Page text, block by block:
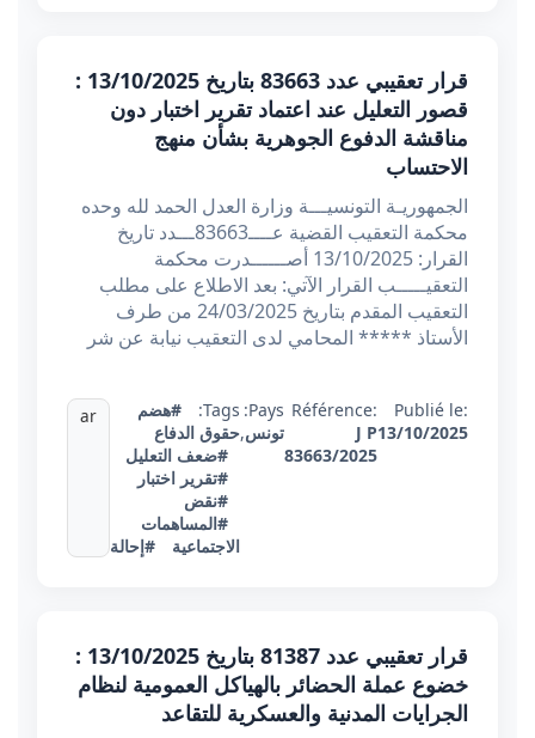
قرار تعقيبي عدد 83663 بتاريخ 13/10/2025 :
قصور التعليل عند اعتماد تقرير اختبار دون
مناقشة الدفوع الجوهرية بشأن منهج
الاحتساب
الجمهوريـة التونسيـــة وزارة العدل الحمد لله وحده
محكمة التعقيب القضية عــــ83663ـــدد تاريخ
القرار: 13/10/2025 أصــــــدرت محكمة
التعقيـــــب القرار الآتي: بعد الاطلاع على مطلب
التعقيب المقدم بتاريخ 24/03/2025 من طرف
الأستاذ ***** المحامي لدى التعقيب نيابة عن شر
Publié le:
13/10/2025
Référence:
J P
83663/2025
Pays:
تونس,
Tags:
#هضم
حقوق الدفاع
#ضعف التعليل
#تقرير اختبار
#نقض
#المساهمات
الاجتماعية
#إحالة
ar
قرار تعقيبي عدد 81387 بتاريخ 13/10/2025 :
خضوع عملة الحضائر بالهياكل العمومية لنظام
الجرايات المدنية والعسكرية للتقاعد